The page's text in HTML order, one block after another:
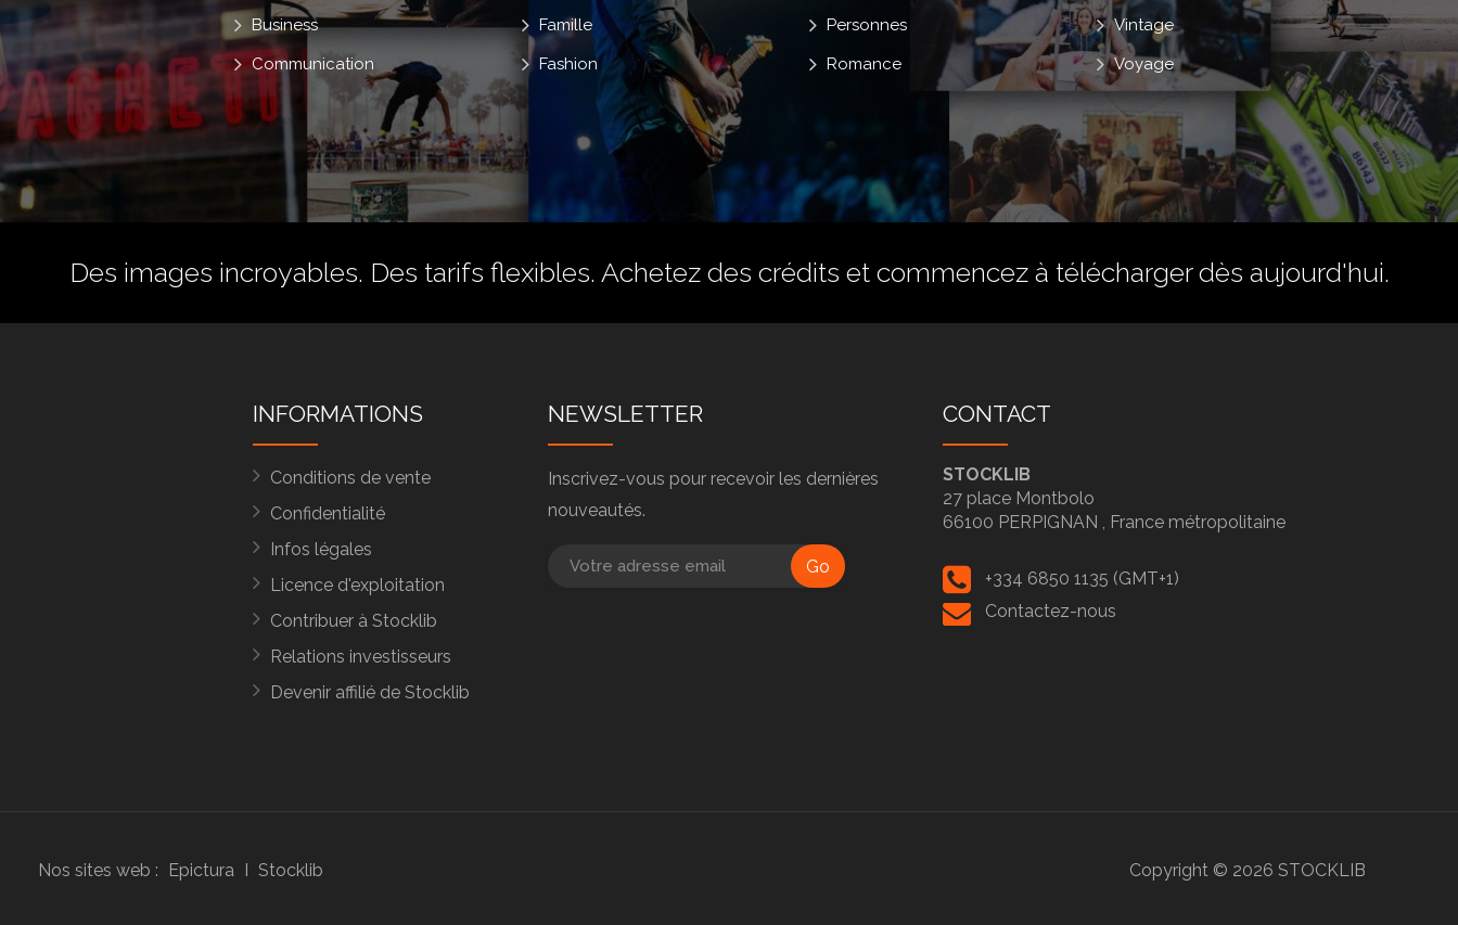
Business
Communication
Famille
Fashion
Personnes
Romance
Vintage
Voyage
Des images incroyables. Des tarifs flexibles. Achetez des crédits et commencez à télécharger dès aujourd'hui.
INFORMATIONS
Conditions de vente
Confidentialité
Infos légales
Licence d'exploitation
Contribuer à Stocklib
Relations investisseurs
Devenir affilié de Stocklib
NEWSLETTER
Inscrivez-vous pour recevoir les dernières
nouveautés.
Go
CONTACT
STOCKLIB
27 place Montbolo
66100 PERPIGNAN , France métropolitaine
+334 6850 1135 (GMT+1)
Contactez-nous
Nos sites web : Epictura I Stocklib Copyright © 2026 STOCKLIB